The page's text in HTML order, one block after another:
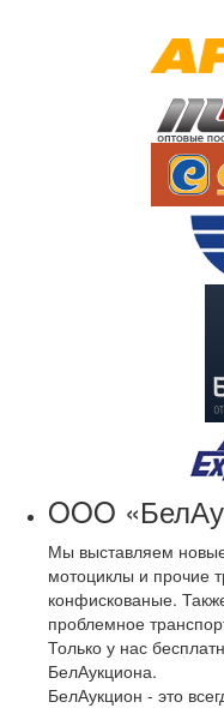
OOO
Мы выставляем
мотоциклы и прочие
конфискованые.
проблемное
Только у нас
БелАукциона.
БелАукцион - это